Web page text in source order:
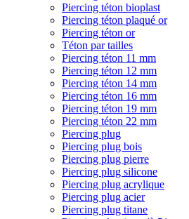
Piercing téton bioplast
Piercing téton plaqué or
Piercing téton or
Téton par tailles
Piercing téton 11 mm
Piercing téton 12 mm
Piercing téton 14 mm
Piercing téton 16 mm
Piercing téton 19 mm
Piercing téton 22 mm
Piercing plug
Piercing plug bois
Piercing plug pierre
Piercing plug silicone
Piercing plug acrylique
Piercing plug acier
Piercing plug titane